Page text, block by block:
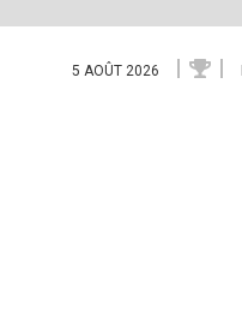
5 AOÛT 2026